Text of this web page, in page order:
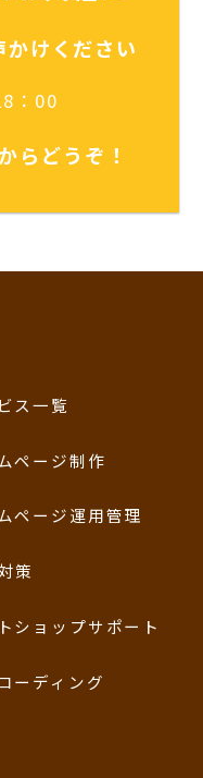
けください
：00
らどうぞ！
ス一覧
ページ制作
ページ運用管理
策
ショップサポート
ーディング